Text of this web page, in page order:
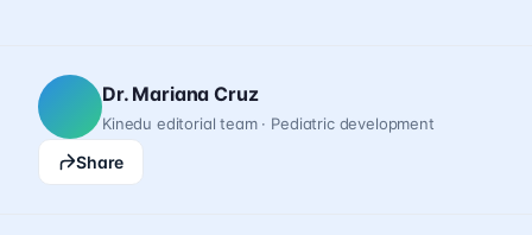
Dr. Mariana Cruz
Kinedu editorial team · Pediatric development
Share